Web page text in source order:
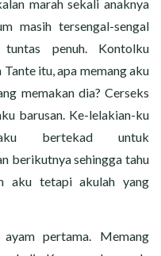
marah sekali anaknya
masih tersengal-sengal
penuh. Kontolku
itu, apa memang aku
memakan dia? Cerseks
barusan. Ke-lelakian-ku
bertekad untuk
berikutnya sehingga tahu
aku tetapi akulah yang
pertama. Memang